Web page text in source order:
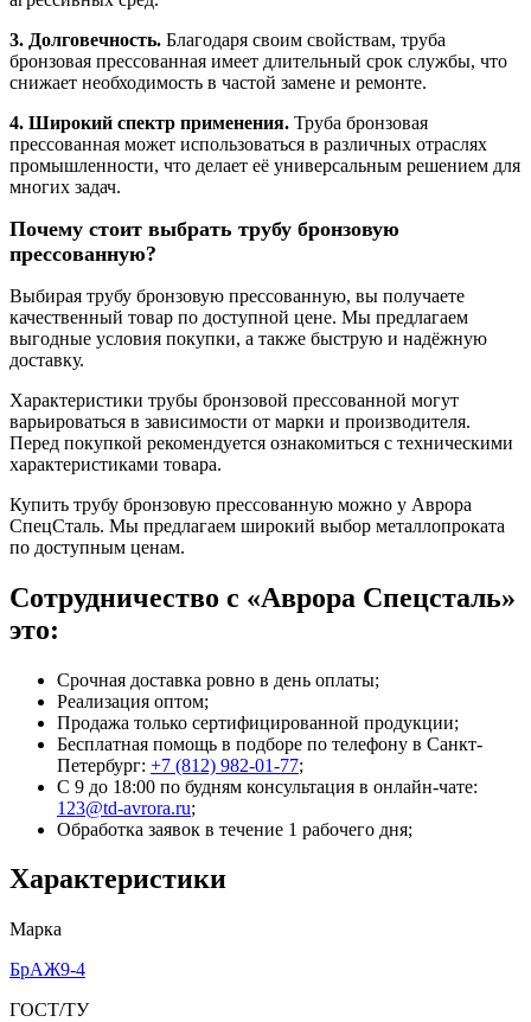
3. Долговечность. Благодаря своим свойствам, труба
бронзовая прессованная имеет длительный срок службы, что
снижает необходимость в частой замене и ремонте.
4. Широкий спектр применения. Труба бронзовая
прессованная может использоваться в различных отраслях
промышленности, что делает её универсальным решением для
многих задач.
Почему стоит выбрать трубу бронзовую
прессованную?
Выбирая трубу бронзовую прессованную, вы получаете
качественный товар по доступной цене. Мы предлагаем
выгодные условия покупки, а также быструю и надёжную
доставку.
Характеристики трубы бронзовой прессованной могут
варьироваться в зависимости от марки и производителя.
Перед покупкой рекомендуется ознакомиться с техническими
характеристиками товара.
Купить трубу бронзовую прессованную можно у Аврора
СпецСталь. Мы предлагаем широкий выбор металлопроката
по доступным ценам.
Сотрудничество с «Аврора Спецсталь»
это:
Срочная доставка ровно в день оплаты;
Реализация оптом;
Продажа только сертифицированной продукции;
Бесплатная помощь в подборе по телефону в Санкт-
Петербург: +7 (812) 982-01-77;
С 9 до 18:00 по будням консультация в онлайн-чате:
123@td-avrora.ru;
Обработка заявок в течение 1 рабочего дня;
Характеристики
Марка
БрАЖ9-4
ГОСТ/ТУ